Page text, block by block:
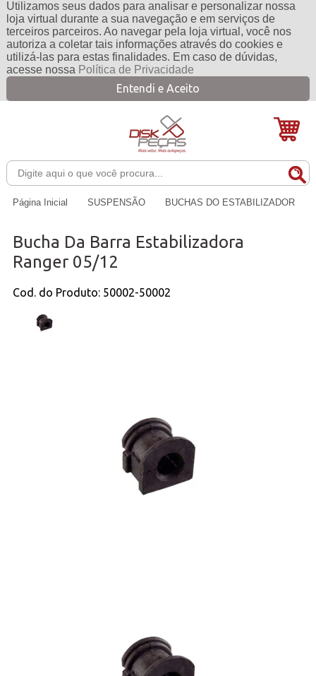
Utilizamos seus dados para analisar e personalizar nossa
loja virtual durante a sua navegação e em serviços de
terceiros parceiros. Ao navegar pela loja virtual, você nos
autoriza a coletar tais informações através do cookies e
utilizá-las para estas finalidades. Em caso de dúvidas,
acesse nossa Política de Privacidade
Entendi e Aceito
Página Inicial SUSPENSÃO BUCHAS DO ESTABILIZADOR
Bucha Da Barra Estabilizadora
Ranger 05/12
Cod. do Produto: 50002-50002